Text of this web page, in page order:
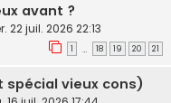
avant ?
22 juil. 2026 22:13
1 … 18 19 20 21
spécial vieux cons)